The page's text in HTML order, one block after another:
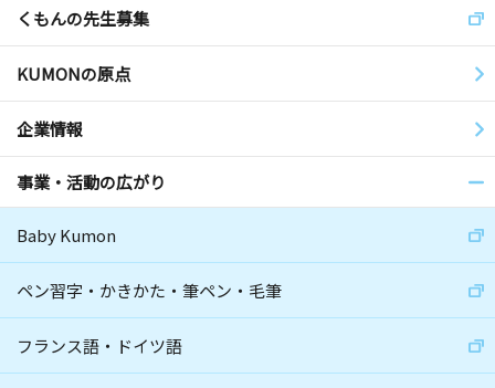
くもんの先生募集
KUMONの原点
企業情報
事業・活動の広がり
Baby Kumon
ペン習字・かきかた・筆ペン・毛筆
フランス語・ドイツ語